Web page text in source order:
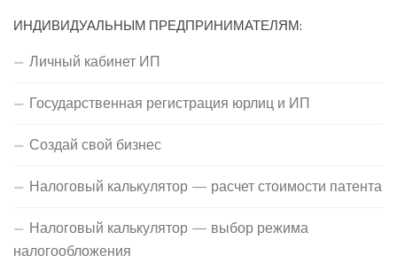
ИНДИВИДУАЛЬНЫМ ПРЕДПРИНИМАТЕЛЯМ:
Личный кабинет ИП
Государственная регистрация юрлиц и ИП
Создай свой бизнес
Налоговый калькулятор — расчет стоимости патента
Налоговый калькулятор — выбор режима
налогообложения